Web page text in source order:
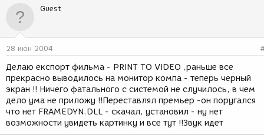
р
м
д
н
и
я
Guest
28 июн 2004
Делаю експорт фильма - PRINT TO VIDEO ,раньше все
прекрасно выводилось на монитор компа - теперь черный
экран !! Ничего фатального с системой не случилось, в чем
дело ума не приложу !!Переставлял премьер -он поругался
что нет FRAMEDYN.DLL - скачал, установил - ну нет
возможности увидеть картинку и все тут !!Звук идет